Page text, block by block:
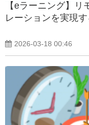
【eラーニング】
レーションを実現す
2026-03-18 00:46